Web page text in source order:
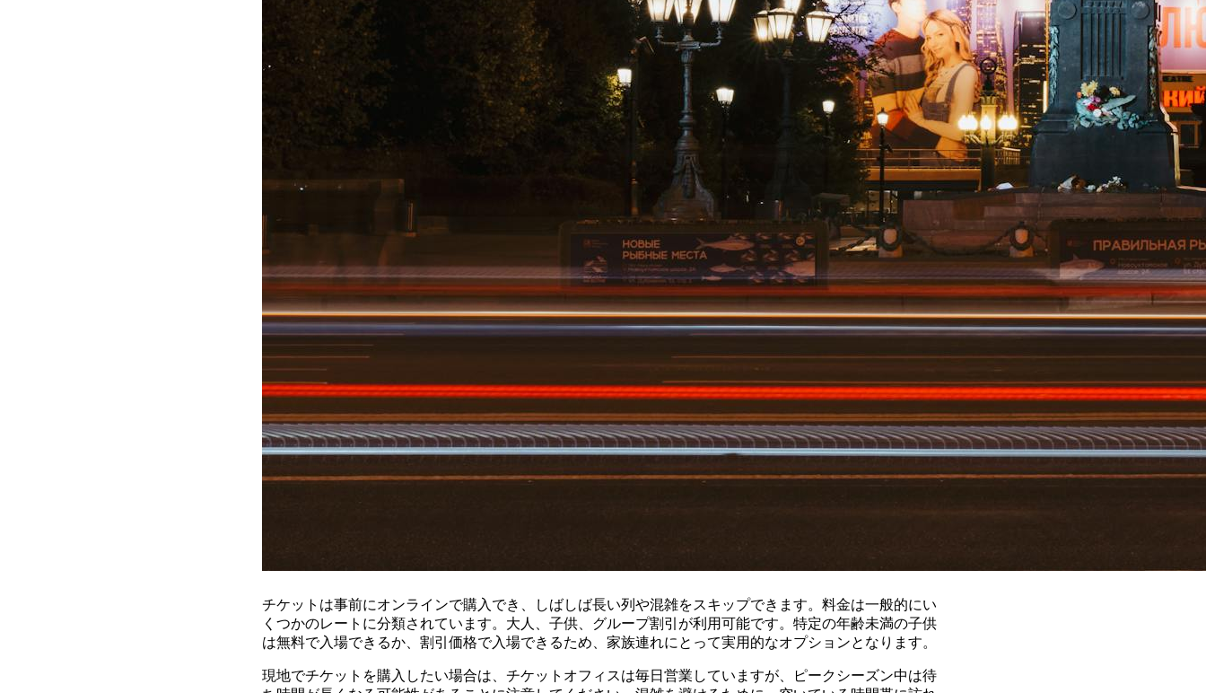
チケットは事前にオンラインで購入でき、しばしば長い列や混雑をスキップできます。料金は一般的にい
くつかのレートに分類されています。大人、子供、グループ割引が利用可能です。特定の年齢未満の子供
は無料で入場できるか、割引価格で入場できるため、家族連れにとって実用的なオプションとなります。
現地でチケットを購入したい場合は、チケットオフィスは毎日営業していますが、ピークシーズン中は待